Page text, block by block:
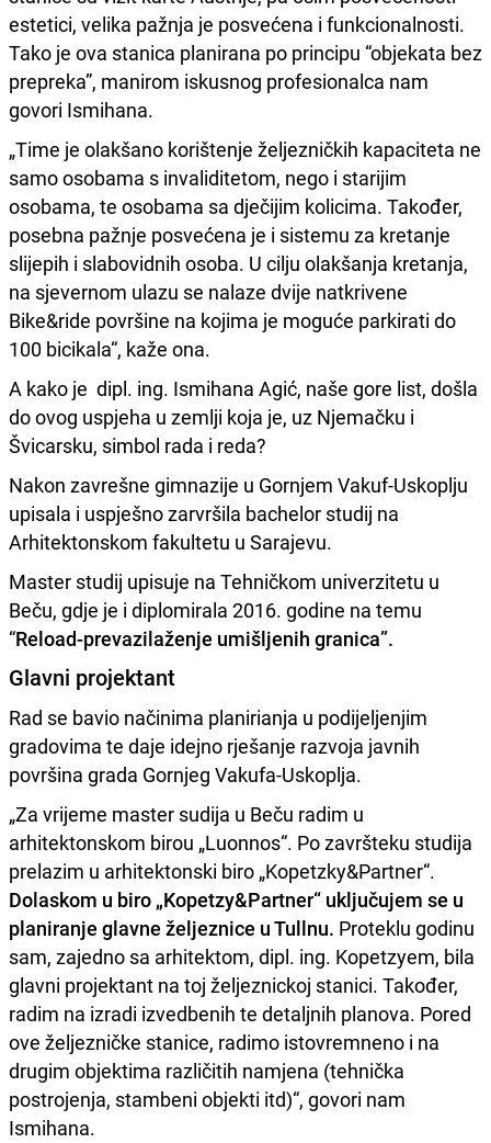
estetici, velika pažnja je posvećena i funkcionalnosti.
Tako je ova stanica planirana po principu “objekata bez
prepreka”, manirom iskusnog profesionalca nam
govori Ismihana.
„Time je olakšano korištenje željezničkih kapaciteta ne
samo osobama s invaliditetom, nego i starijim
osobama, te osobama sa dječijim kolicima. Također,
posebna pažnje posvećena je i sistemu za kretanje
slijepih i slabovidnih osoba. U cilju olakšanja kretanja,
na sjevernom ulazu se nalaze dvije natkrivene
Bike&ride površine na kojima je moguće parkirati do
100 bicikala“, kaže ona.
A kako je dipl. ing. Ismihana Agić, naše gore list, došla
do ovog uspjeha u zemlji koja je, uz Njemačku i
Švicarsku, simbol rada i reda?
Nakon zavrešne gimnazije u Gornjem Vakuf-Uskoplju
upisala i uspješno zarvršila bachelor studij na
Arhitektonskom fakultetu u Sarajevu.
Master studij upisuje na Tehničkom univerzitetu u
Beču, gdje je i diplomirala 2016. godine na temu
“Reload-prevazilaženje umišljenih granica”.
Glavni projektant
Rad se bavio načinima planirianja u podijeljenjim
gradovima te daje idejno rješanje razvoja javnih
površina grada Gornjeg Vakufa-Uskoplja.
„Za vrijeme master sudija u Beču radim u
arhitektonskom birou „Luonnos“. Po završteku studija
prelazim u arhitektonski biro „Kopetzky&Partner“.
Dolaskom u biro „Kopetzy&Partner“ uključujem se u
planiranje glavne željeznice u Tullnu. Proteklu godinu
sam, zajedno sa arhitektom, dipl. ing. Kopetzyem, bila
glavni projektant na toj željeznickoj stanici. Također,
radim na izradi izvedbenih te detaljnih planova. Pored
ove željezničke stanice, radimo istovremneno i na
drugim objektima različitih namjena (tehnička
postrojenja, stambeni objekti itd)“, govori nam
Ismihana.